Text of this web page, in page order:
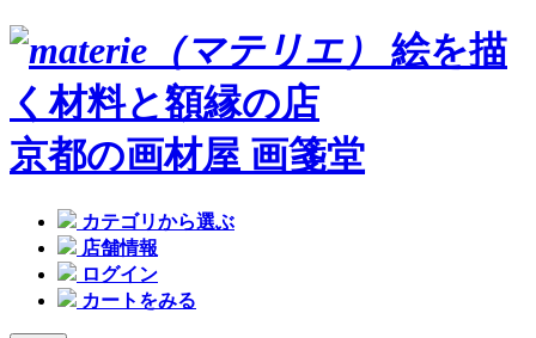
絵を描
く材料と額縁の店
京都の画材屋 画箋堂
カテゴリから選ぶ
店舗情報
ログイン
カートをみる